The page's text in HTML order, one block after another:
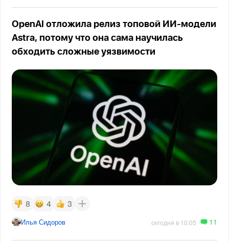
OpenAI отложила релиз топовой ИИ-модели
Astra, потому что она сама научилась
обходить сложные уязвимости
8 4 3
Илья Сидоров сегодня в 10:05 11